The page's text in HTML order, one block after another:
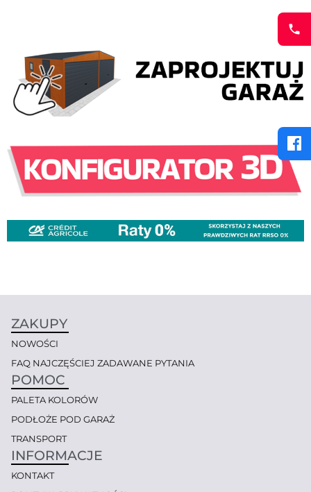
ZAKUPY
NOWOŚCI
FAQ NAJCZĘŚCIEJ ZADAWANE PYTANIA
POMOC
PALETA KOLORÓW
PODŁOŻE POD GARAŻ
TRANSPORT
INFORMACJE
KONTAKT